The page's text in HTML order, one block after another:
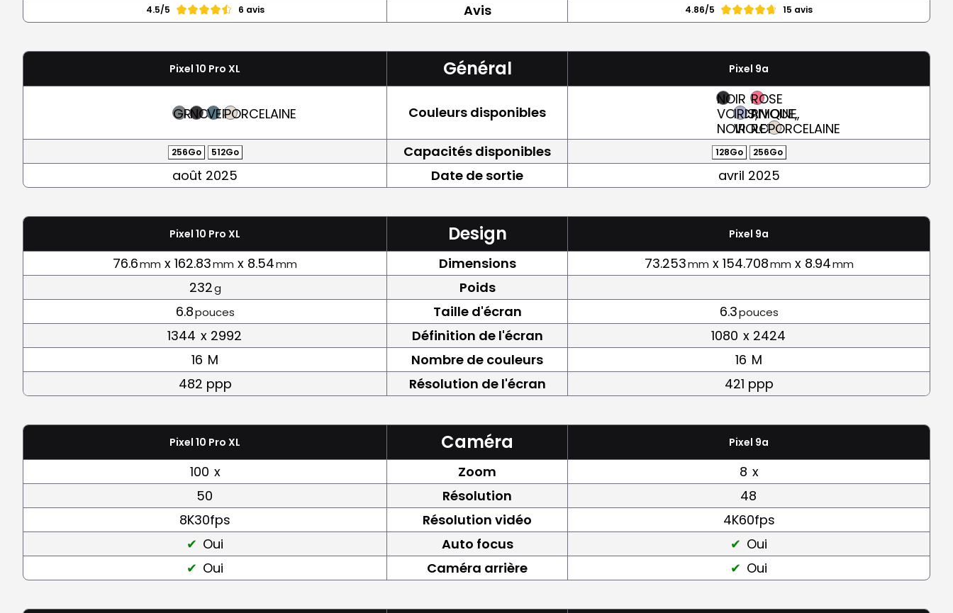
4.5/5 6 avis Avis 4.86/5 15 avis
Pixel 10 Pro XL Général Pixel 9a
GRISNOIRVERTPORCELAINE Couleurs disponibles
NOIR
VOLCANIQUE,
NOIR
IRIS,
VIOLET
ROSE
PIVOINE,
ROSEPORCELAINE
256Go 512Go Capacités disponibles 128Go 256Go
août 2025 Date de sortie avril 2025
Pixel 10 Pro XL Design Pixel 9a
76.6mm x 162.83mm x 8.54mm Dimensions 73.253mm x 154.708mm x 8.94mm
232g
Poids
6.8pouces Taille d'écran 6.3pouces
1344 x 2992 Définition de l'écran 1080 x 2424
16 M Nombre de couleurs 16 M
482 ppp
Résolution de l'écran 421 ppp
Pixel 10 Pro XL Caméra Pixel 9a
100 x Zoom 8 x
50
Résolution
48
8K30fps
Résolution vidéo
4K60fps
Oui
Auto focus
Oui
Oui
Caméra arrière Oui